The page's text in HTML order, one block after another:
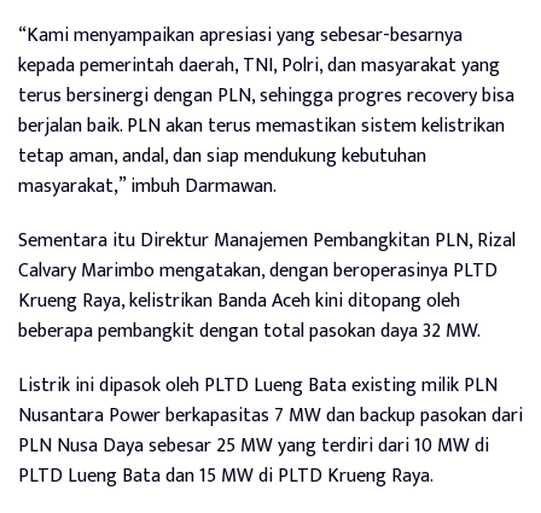
“Kami menyampaikan apresiasi yang sebesar-besarnya
kepada pemerintah daerah, TNI, Polri, dan masyarakat yang
terus bersinergi dengan PLN, sehingga progres recovery bisa
berjalan baik. PLN akan terus memastikan sistem kelistrikan
tetap aman, andal, dan siap mendukung kebutuhan
masyarakat,” imbuh Darmawan.
Sementara itu Direktur Manajemen Pembangkitan PLN, Rizal
Calvary Marimbo mengatakan, dengan beroperasinya PLTD
Krueng Raya, kelistrikan Banda Aceh kini ditopang oleh
beberapa pembangkit dengan total pasokan daya 32 MW.
Listrik ini dipasok oleh PLTD Lueng Bata existing milik PLN
Nusantara Power berkapasitas 7 MW dan backup pasokan dari
PLN Nusa Daya sebesar 25 MW yang terdiri dari 10 MW di
PLTD Lueng Bata dan 15 MW di PLTD Krueng Raya.